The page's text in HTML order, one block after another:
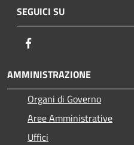
SEGUICI SU
AMMINISTRAZIONE
Organi di Governo
Aree Amministrative
Uffici